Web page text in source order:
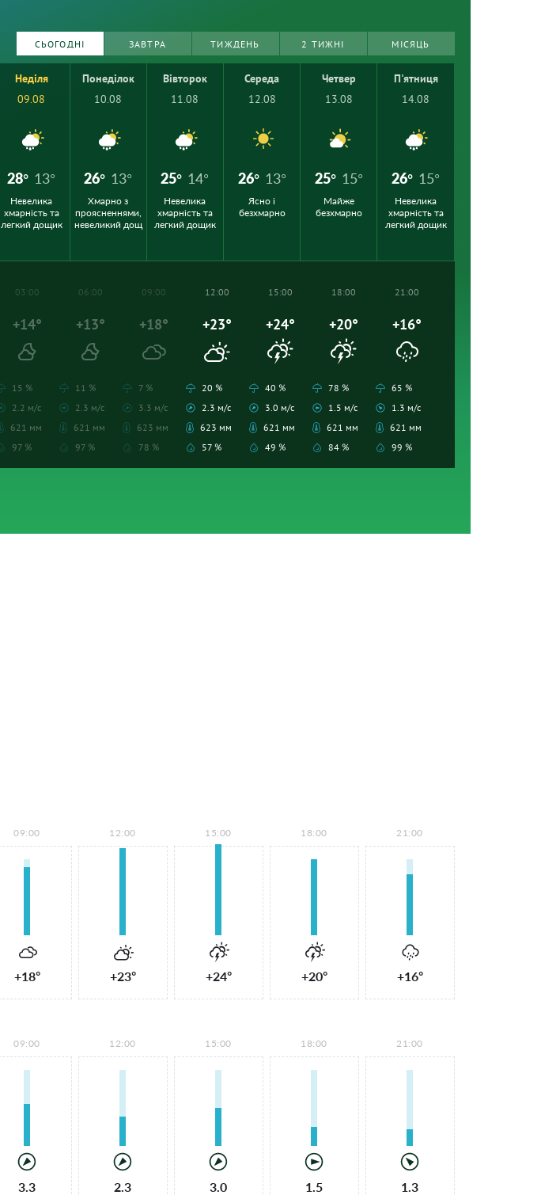
СЬОГОДНІ ЗАВТРА ТИЖДЕНЬ 2 ТИЖНІ МІСЯЦЬ
Неділя
09.08
28° 13°
Невелика
хмарність та
легкий дощик
Понеділок
10.08
26° 13°
Хмарно з
проясненнями,
невеликий дощ
Вівторок
11.08
25° 14°
Невелика
хмарність та
легкий дощик
Середа
12.08
26° 13°
Ясно і
безхмарно
Четвер
13.08
25° 15°
Майже
безхмарно
П'ятниця
14.08
26° 15°
Невелика
хмарність та
легкий дощик
03:00
+14°
15 %
2.2 м/с
621 мм
97 %
06:00
+13°
11 %
2.3 м/с
621 мм
97 %
09:00
+18°
7 %
3.3 м/с
623 мм
78 %
12:00
+23°
20 %
2.3 м/с
623 мм
57 %
15:00
+24°
40 %
3.0 м/с
621 мм
49 %
18:00
+20°
78 %
1.5 м/с
621 мм
84 %
21:00
+16°
65 %
1.3 м/с
621 мм
99 %
09:00
+18°
12:00
+23°
15:00
+24°
18:00
+20°
21:00
+16°
09:00
3.3
12:00
2.3
15:00
3.0
18:00
1.5
21:00
1.3